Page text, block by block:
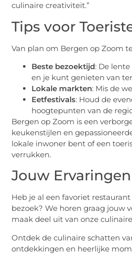
culinaire creativiteit.”
Tips voor
Van plan om Bergen op Zoom
Beste bezoektijd: De
en je kunt genieten van
Lokale markten: Mis de
Eetfestivals: Houd de
hoogtepunten van de
Bergen op Zoom is een
keukenstijlen en
lokale inwoner bent of een
verrukken.
Jouw
Heb je al een favoriet
bezoek? We horen graag jouw
maak deel uit van onze
Ontdek de culinaire schatten
ontdekkingen en heerlijke